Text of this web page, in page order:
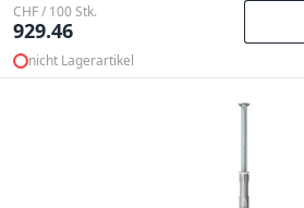
CHF / 100 Stk.
929.46
nicht Lagerartikel